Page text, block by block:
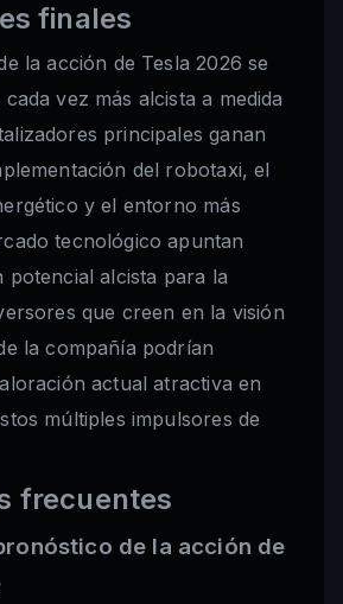
finales
la acción de Tesla 2026 se
vez más alcista a medida
principales ganan
del robotaxi, el
y el entorno más
tecnológico apuntan
potencial alcista para la
que creen en la visión
la compañía podrían
actual atractiva en
múltiples impulsores de
frecuentes
de la acción de